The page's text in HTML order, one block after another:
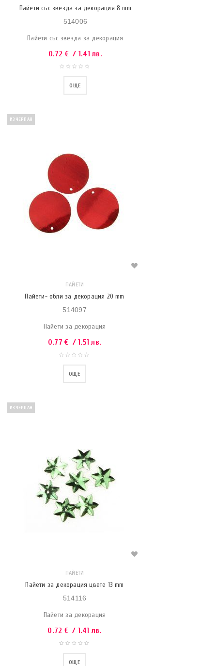
Пайети със звезда за декорация 8 mm
514006
Пайети със звезда за декорация
0.72 € / 1.41 лв.
ОЩЕ
ИЗЧЕРПАН
ПАЙЕТИ
Пайети- обли за декорация 20 mm
514097
Пайети за декорация
0.77€ / 1.51 лв.
ОЩЕ
ИЗЧЕРПАН
ПАЙЕТИ
Пайети за декорация цвете 13 mm
514116
Пайети за декорация
0.72 € / 1.41 лв.
ОЩЕ